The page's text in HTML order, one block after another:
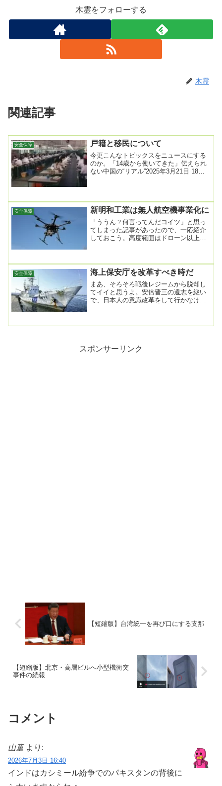
木霊をフォローする
木霊
関連記事
安全保障 戸籍と移民について
今更こんなトピックスをニュースにする
のか。「14歳から働いてきた」伝えられ
ない中国の“リアル”2025年3月21日 18時
安全保障 新明和工業は無人航空機事業化に
「ううん？何言ってんだコイツ」と思っ
てしまった記事があったので、一応紹介
しておこう。高度範囲はドローン以上…
安全保障 海上保安庁を改革すべき時だ
まあ、そろそろ戦後レジームから脱却し
てイイと思うよ。安倍晋三の遺志を継い
で、日本人の意識改革をして行かなけれ
スポンサーリンク
【短縮版】台湾統一を再び口にする支那
【短縮版】北京・高層ビルへ小型機衝突
事件の続報
コメント
山童 より:
2026年7月3日 16:40
インドはカシミール紛争でのパキスタンの背後に